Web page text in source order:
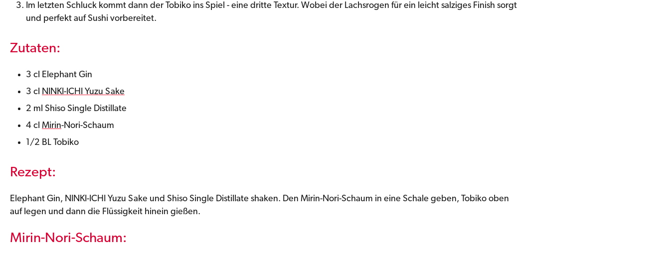
Im letzten Schluck kommt dann der Tobiko ins Spiel - eine dritte Textur. Wobei der Lachsrogen für ein leicht salziges Finish sorgt
und perfekt auf Sushi vorbereitet.
Zutaten:
3 cl Elephant Gin
3 cl NINKI-ICHI Yuzu Sake
2 ml Shiso Single Distillate
4 cl Mirin-Nori-Schaum
1/2 BL Tobiko
Rezept:
Elephant Gin, NINKI-ICHI Yuzu Sake und Shiso Single Distillate shaken. Den Mirin-Nori-Schaum in eine Schale geben, Tobiko oben
auf legen und dann die Flüssigkeit hinein gießen.
Mirin-Nori-Schaum: